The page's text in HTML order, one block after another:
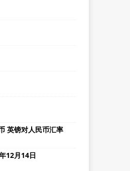
英镑对人民币汇率
12月14日